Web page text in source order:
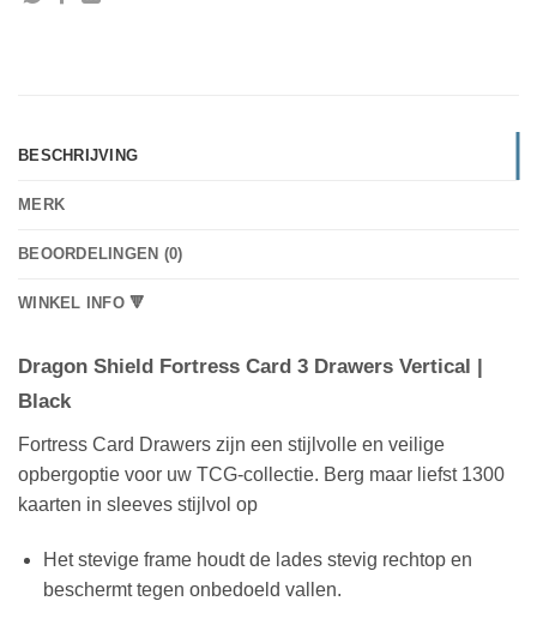
BESCHRIJVING
MERK
BEOORDELINGEN (0)
WINKEL INFO 🔻
Dragon Shield Fortress Card 3 Drawers Vertical |
Black
Fortress Card Drawers zijn een stijlvolle en veilige
opbergoptie voor uw TCG-collectie. Berg maar liefst 1300
kaarten in sleeves stijlvol op
Het stevige frame houdt de lades stevig rechtop en
beschermt tegen onbedoeld vallen.